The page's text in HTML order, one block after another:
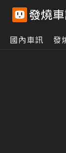
國內車訊 發